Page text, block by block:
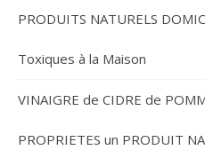
PRODUITS NATURELS
Toxiques à la Maison
VINAIGRE de CIDRE de
PROPRIETES un PRODUIT